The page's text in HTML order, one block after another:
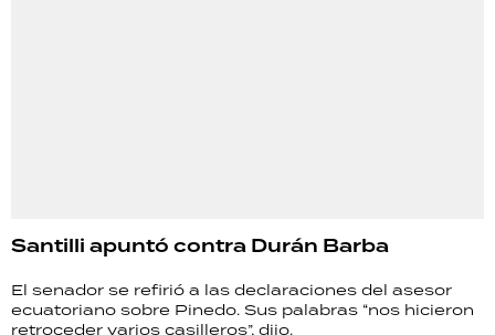
Santilli apuntó contra Durán Barba
El senador se refirió a las declaraciones del asesor
ecuatoriano sobre Pinedo. Sus palabras “nos hicieron
retroceder varios casilleros”, dijo.